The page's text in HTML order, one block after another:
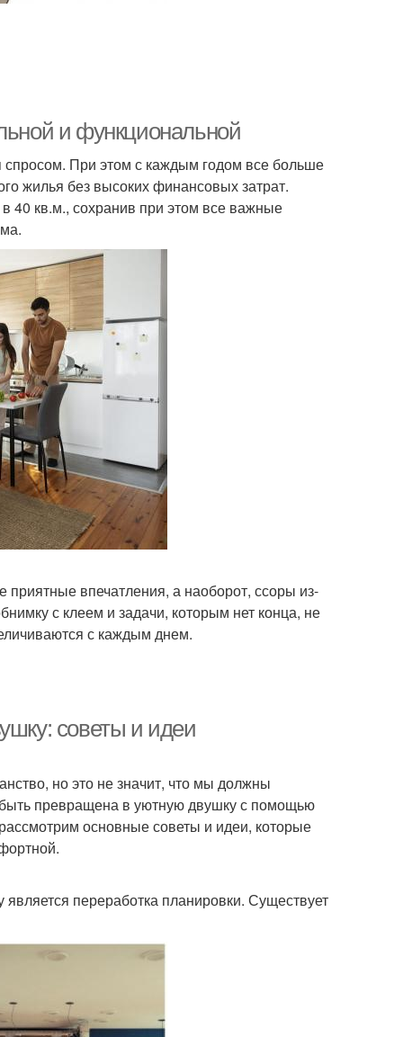
и функциональной
При этом с каждым годом все больше
жилья без высоких финансовых затрат.
40 кв.м., сохранив при этом все важные
впечатления, а наоборот, ссоры из-
с клеем и задачи, которым нет конца, не
с каждым днем.
советы и идеи
но это не значит, что мы должны
превращена в уютную двушку с помощью
основные советы и идеи, которые
переработка планировки. Существует